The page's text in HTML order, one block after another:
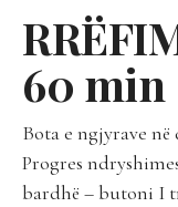
60 min
Bota e ngjyrave në
Progres
bardhë – butoni I